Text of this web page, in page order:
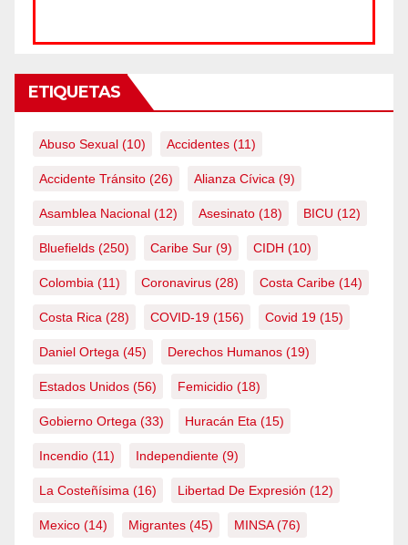
ETIQUETAS
Abuso Sexual (10) Accidentes (11)
Accidente Tránsito (26) Alianza Cívica (9)
Asamblea Nacional (12) Asesinato (18) BICU (12)
Bluefields (250) Caribe Sur (9) CIDH (10)
Colombia (11) Coronavirus (28) Costa Caribe (14)
Costa Rica (28) COVID-19 (156) Covid 19 (15)
Daniel Ortega (45) Derechos Humanos (19)
Estados Unidos (56) Femicidio (18)
Gobierno Ortega (33) Huracán Eta (15)
Incendio (11) Independiente (9)
La Costeñísima (16) Libertad De Expresión (12)
Mexico (14) Migrantes (45) MINSA(76)